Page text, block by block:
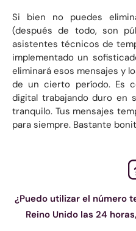
Si bien no puedes
(después de todo, son
asistentes técnicos de
implementado un
eliminará esos mensajes y
de un cierto período. Es
digital trabajando duro en
tranquilo. Tus mensajes
para siempre. Bastante
¿Puedo utilizar el número
Reino Unido las 24